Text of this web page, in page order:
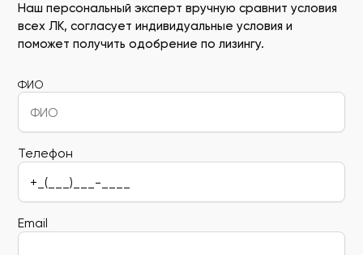
Наш персональный эксперт вручную сравнит условия
всех ЛК, согласует индивидуальные условия и
поможет получить одобрение по лизингу.
ФИО
Телефон
Email